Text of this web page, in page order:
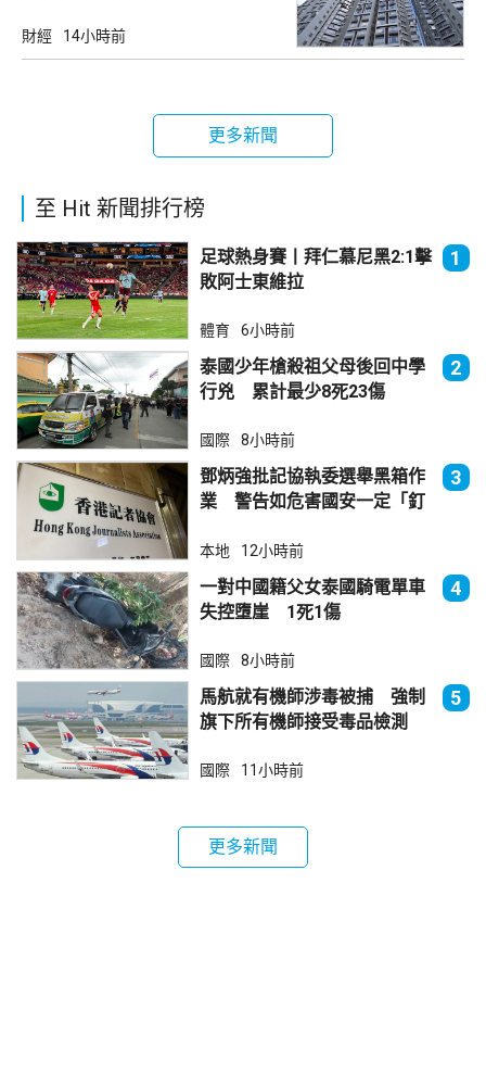
財經 14小時前
更多新聞
至 Hit 新聞排行榜
足球熱身賽丨拜仁慕尼黑2:1擊
敗阿士東維拉
1
體育 6小時前
泰國少年槍殺祖父母後回中學
行兇 累計最少8死23傷
2
國際 8小時前
鄧炳強批記協執委選舉黑箱作
業 警告如危害國安一定「釘
3
本地 12小時前
一對中國籍父女泰國騎電單車
失控墮崖 1死1傷
4
國際 8小時前
馬航就有機師涉毒被捕 強制
旗下所有機師接受毒品檢測
5
國際 11小時前
更多新聞